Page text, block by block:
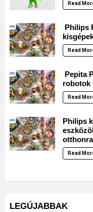
Read
Philips
Read
Pepita
robotok
Read
Philips
Read
LEGÚJABBAK